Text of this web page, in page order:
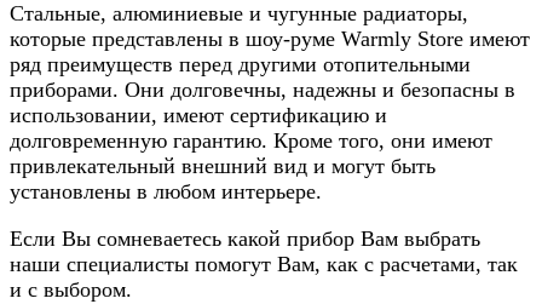
Стальные, алюминиевые и чугунные радиаторы,
которые представлены в шоу-руме Warmly Store имеют
ряд преимуществ перед другими отопительными
приборами. Они долговечны, надежны и безопасны в
использовании, имеют сертификацию и
долговременную гарантию. Кроме того, они имеют
привлекательный внешний вид и могут быть
установлены в любом интерьере.
Если Вы сомневаетесь какой прибор Вам выбрать
наши специалисты помогут Вам, как с расчетами, так
и с выбором.